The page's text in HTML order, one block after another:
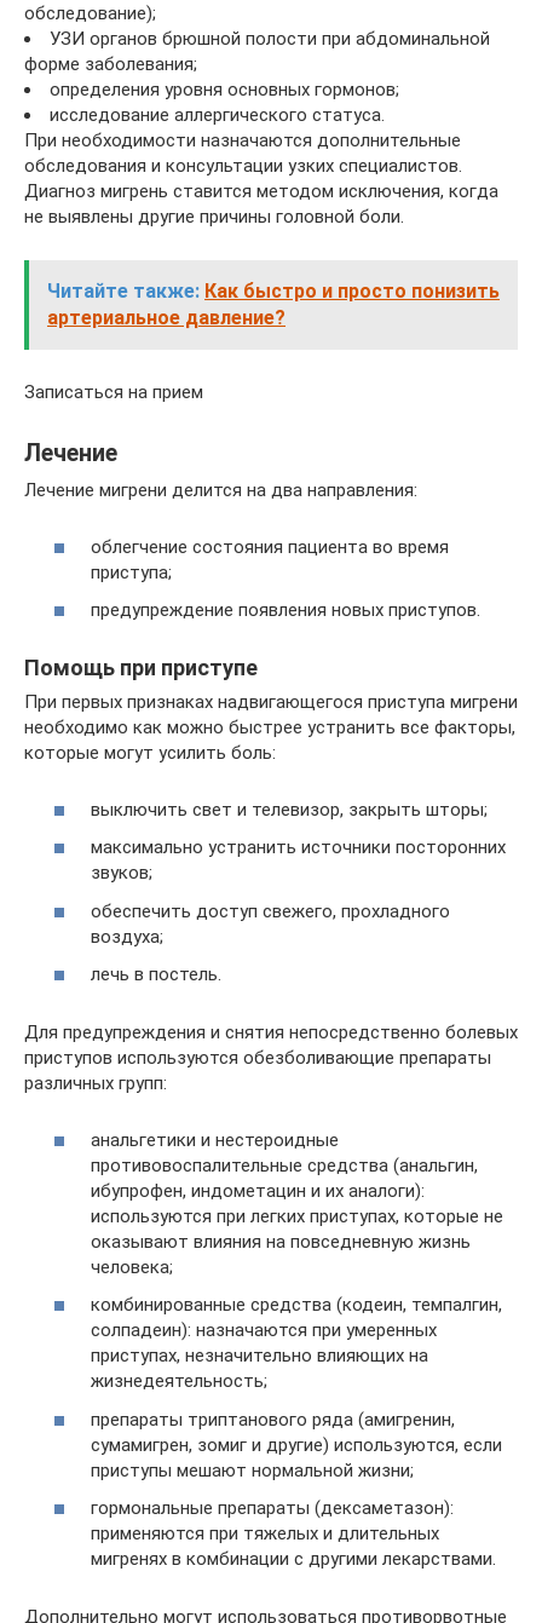
обследование);
УЗИ органов брюшной полости при абдоминальной
форме заболевания;
определения уровня основных гормонов;
исследование аллергического статуса.
При необходимости назначаются дополнительные
обследования и консультации узких специалистов.
Диагноз мигрень ставится методом исключения, когда
не выявлены другие причины головной боли.
Читайте также: Как быстро и просто понизить
артериальное давление?
Записаться на прием
Лечение
Лечение мигрени делится на два направления:
облегчение состояния пациента во время
приступа;
предупреждение появления новых приступов.
Помощь при приступе
При первых признаках надвигающегося приступа мигрени
необходимо как можно быстрее устранить все факторы,
которые могут усилить боль:
выключить свет и телевизор, закрыть шторы;
максимально устранить источники посторонних
звуков;
обеспечить доступ свежего, прохладного
воздуха;
лечь в постель.
Для предупреждения и снятия непосредственно болевых
приступов используются обезболивающие препараты
различных групп:
анальгетики и нестероидные
противовоспалительные средства (анальгин,
ибупрофен, индометацин и их аналоги):
используются при легких приступах, которые не
оказывают влияния на повседневную жизнь
человека;
комбинированные средства (кодеин, темпалгин,
солпадеин): назначаются при умеренных
приступах, незначительно влияющих на
жизнедеятельность;
препараты триптанового ряда (амигренин,
сумамигрен, зомиг и другие) используются, если
приступы мешают нормальной жизни;
гормональные препараты (дексаметазон):
применяются при тяжелых и длительных
мигренях в комбинации с другими лекарствами.
Дополнительно могут использоваться противорвотные